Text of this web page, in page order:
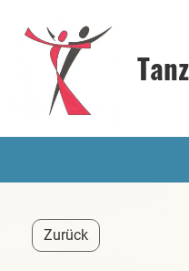
Zurück